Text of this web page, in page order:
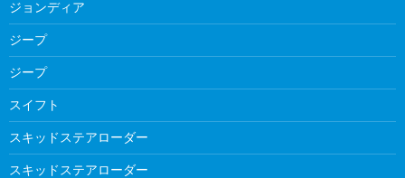
ジョンディア
ジープ
ジープ
スイフト
スキッドステアローダー
スキッドステアローダー